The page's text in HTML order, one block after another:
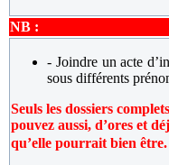
NB :
- Joindre un acte
sous différents
Seuls les dossiers
pouvez aussi, d’ores et
qu’elle pourrait bien